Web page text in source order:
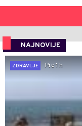
NAJNOVIJE
ZDRAVLJE
Pre 1 h